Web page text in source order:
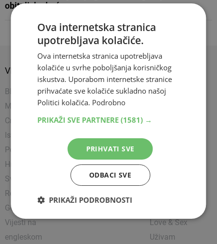
obiteljske kuće
VIJESTI
BIH
Mostar
Crna kronika
Istražili smo
Politika
Hrvatska
Svijet
Religija
Gospodarstvo
Vijesti na
engleskom
SPORT
Nogomet
Košarka
Rukomet
Borilački sportovi
Tenis
SHOW
Napredujem
Uređujem
Zanimljivosti
Party
Love & Sex
Uživam
Ova internetska stranica
upotrebljava kolačiće.
Ova internetska stranica upotrebljava
kolačiće u svrhe poboljšanja korisničkog
iskustva. Uporabom internetske stranice
prihvaćate sve kolačiće sukladno našoj
Politici kolačića. Podrobno
PRIKAŽI SVE PARTNERE (1581) →
PRIHVATI SVE
ODBACI SVE
PRIKAŽI PODROBNOSTI